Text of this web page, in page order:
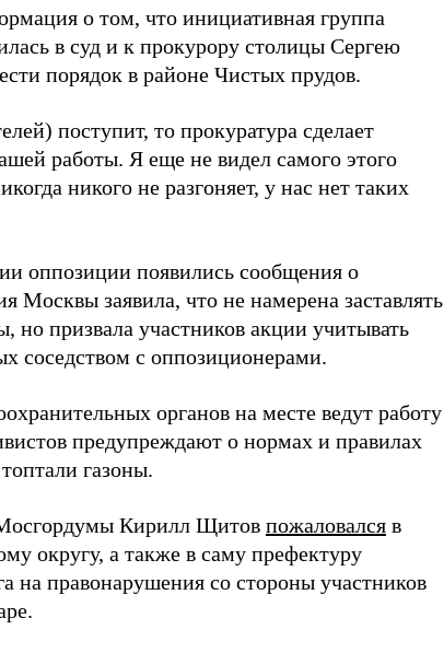
о том, что инициативная группа
в суд и к прокурору столицы Сергею
порядок в районе Чистых прудов.
поступит, то прокуратура сделает
работы. Я еще не видел самого этого
никого не разгоняет, у нас нет таких
оппозиции появились сообщения о
Москвы заявила, что не намерена заставлять
но призвала участников акции учитывать
соседством с оппозиционерами.
органов на месте ведут работу
предупреждают о нормах и правилах
газоны.
Кирилл Щитов пожаловался в
округу, а также в саму префектуру
на правонарушения со стороны участников